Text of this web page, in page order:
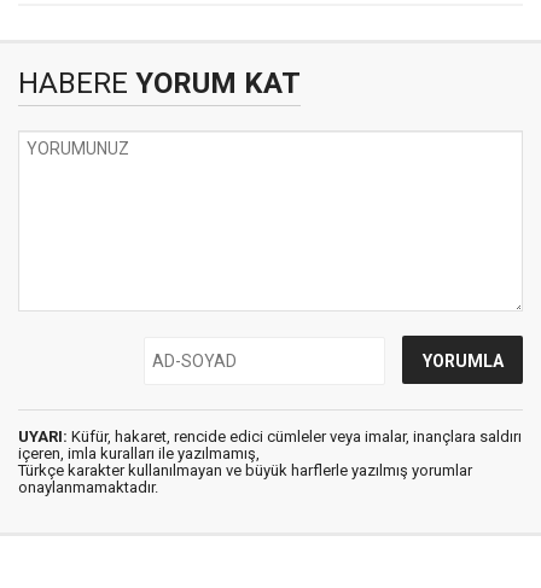
HABERE YORUM KAT
UYARI: Küfür, hakaret, rencide edici cümleler veya imalar, inançlara saldırı
içeren, imla kuralları ile yazılmamış,
Türkçe karakter kullanılmayan ve büyük harflerle yazılmış yorumlar
onaylanmamaktadır.